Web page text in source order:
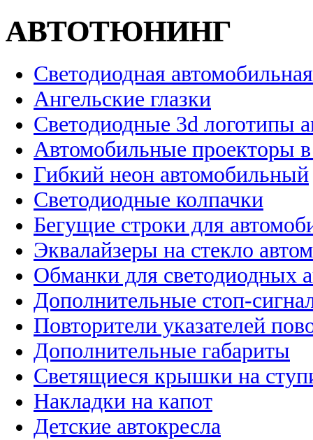
АВТОТЮНИНГ
Светодиодная
Ангельские глазки
Светодиодные 3d логотипы
Автомобильные проекторы
Гибкий неон автомобильный
Светодиодные колпачки
Бегущие строки для
Эквалайзеры на стекло
Обманки для светодиодных
Дополнительные стоп-
Повторители указателей
Дополнительные габариты
Светящиеся крышки на
Накладки на капот
Детские автокресла